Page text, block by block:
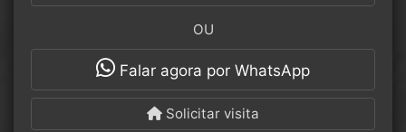
OU
Falar agora por WhatsApp
Solicitar visita